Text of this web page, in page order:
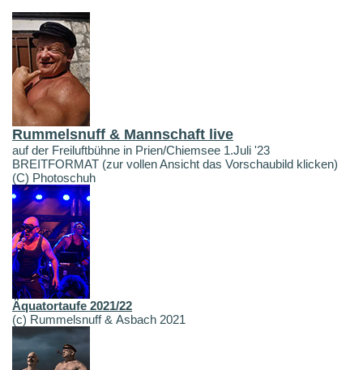
Rummelsnuff & Mannschaft live
auf der Freiluftbühne in Prien/Chiemsee 1.Juli '23
BREITFORMAT (zur vollen Ansicht das Vorschaubild klicken)
(C) Photoschuh
Äquatortaufe 2021/22
(c) Rummelsnuff & Asbach 2021